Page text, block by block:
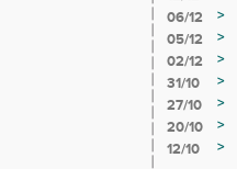
06/12
>
05/12
>
02/12
>
31/10
>
27/10
>
20/10
>
12/10
>